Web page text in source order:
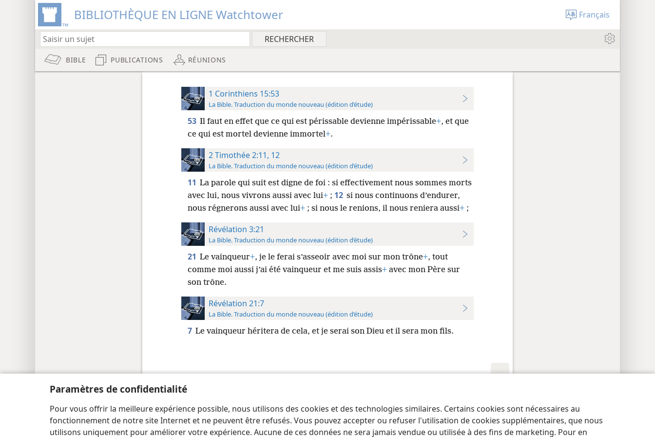
Paramètres de confidentialité
Pour vous offrir la meilleure expérience possible, nous utilisons des cookies et des technologies similaires. Certains cookies sont nécessaires au
fonctionnement de notre site Internet et ne peuvent être refusés. Vous pouvez accepter ou refuser l'utilisation de cookies supplémentaires, que nous
utilisons uniquement pour améliorer votre expérience. Aucune de ces données ne sera jamais vendue ou utilisée à des fins de marketing. Pour en
BIBLIOTHÈQUE EN LIGNE Watchtower Français
BIBLE PUBLICATIONS RÉUNIONS
1 Corinthiens 15:53
La Bible. Traduction du monde nouveau (édition d’étude)
53 Il faut en effet que ce qui est périssable devienne impérissable+, et que
ce qui est mortel devienne immortel+.
2 Timothée 2:11, 12
La Bible. Traduction du monde nouveau (édition d’étude)
11 La parole qui suit est digne de foi : si effectivement nous sommes morts
avec lui, nous vivrons aussi avec lui+; 12 si nous continuons d’endurer,
nous régnerons aussi avec lui+; si nous le renions, il nous reniera aussi+;
Révélation 3:21
La Bible. Traduction du monde nouveau (édition d’étude)
21 Le vainqueur+, je le ferai s’asseoir avec moi sur mon trône+, tout
comme moi aussi j’ai été vainqueur et me suis assis+avec mon Père sur
son trône.
Révélation 21:7
La Bible. Traduction du monde nouveau (édition d’étude)
7 Le vainqueur héritera de cela, et je serai son Dieu et il sera mon fils.
Copyright© 2026 Watch Tower Bible and Tract Society of Pennsylvania